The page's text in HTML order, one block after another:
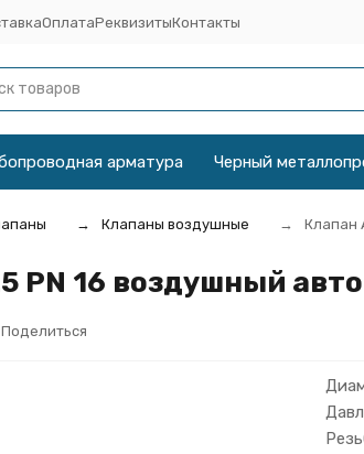
ОплатаРеквизитыКонтакты
арматура Черный
Клапаны воздушные Клапан
PN 16 воздушный
Поделиться